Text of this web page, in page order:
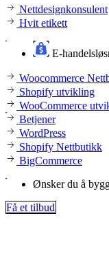
Nettdesignkonsulent
Hvit etikett
E-
Woocommerce
Shopify utvikling
WooCommerce
Betjener
WordPress
Shopify Nettbutikk
BigCommerce
Ønsker du å
Få et tilbud